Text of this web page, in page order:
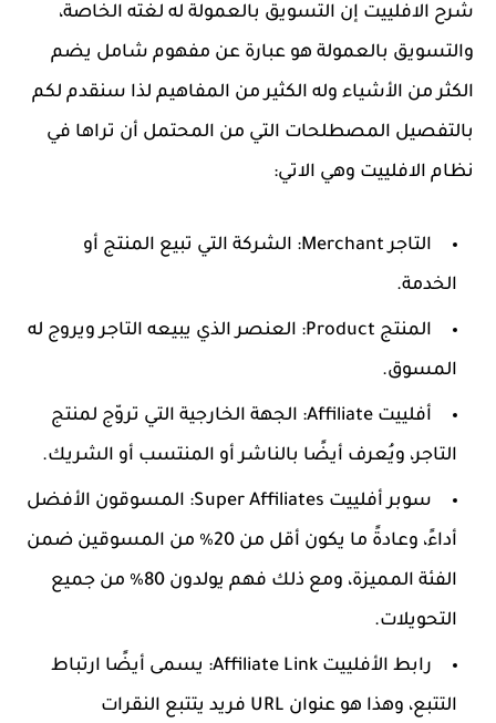
شرح الافلييت إن التسويق بالعمولة له لغته الخاصة،
والتسويق بالعمولة هو عبارة عن مفهوم شامل يضم
الكثر من الأشياء وله الكثير من المفاهيم لذا سنقدم لكم
بالتفصيل المصطلحات التي من المحتمل أن تراها في
نظام الافلييت وهي الاتي:
التاجر Merchant: الشركة التي تبيع المنتج أو
الخدمة.
المنتج Product: العنصر الذي يبيعه التاجر ويروج له
المسوق.
أفلييت Affiliate: الجهة الخارجية التي تروّج لمنتج
التاجر، ويُعرف أيضًا بالناشر أو المنتسب أو الشريك.
سوبر أفلييت Super Affiliates: المسوقون الأفضل
أداءً، وعادةً ما يكون أقل من 20٪ من المسوقين ضمن
الفئة المميزة، ومع ذلك فهم يولدون 80٪ من جميع
التحويلات.
رابط الأفلييت Affiliate Link: يسمى أيضًا ارتباط
التتبع، وهذا هو عنوان URL فريد يتتبع النقرات